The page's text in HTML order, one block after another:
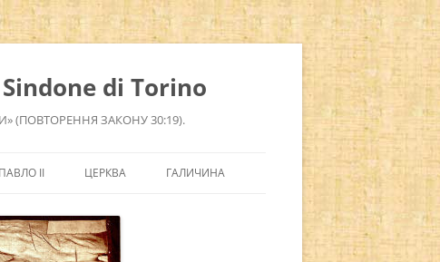
di Torino
(ПОВТОРЕННЯ ЗАКОНУ 30:19).
ІІ ЦЕРКВА
СВЯТІ, ЯКІ ЗМІНИЛИ СВІТ
СВЯТІ ЄВРОПИ
НОВИНИ ЦЕРКВИ
ГАЛИЧИНА